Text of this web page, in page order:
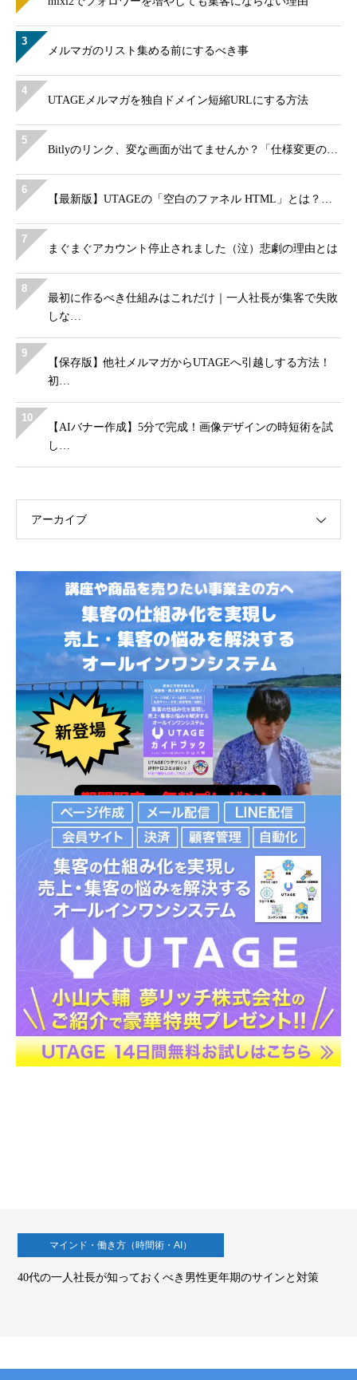
3
メルマガのリスト集める前にするべき事
4
UTAGEメルマガを独自ドメイン短縮URLにする方法
5
Bitlyのリンク、変な画面が出てませんか？「仕様変更の…
6
【最新版】UTAGEの「空白のファネル HTML」とは？…
7
まぐまぐアカウント停止されました（泣）悲劇の理由とは
8
最初に作るべき仕組みはこれだけ｜一人社長が集客で失敗
しな…
9
【保存版】他社メルマガからUTAGEへ引越しする方法！
初…
10
【AIバナー作成】5分で完成！画像デザインの時短術を試
し…
アーカイブ
（時間術・AI）
ておくべき男性更年期のサインと対策 AIを勉強しても成